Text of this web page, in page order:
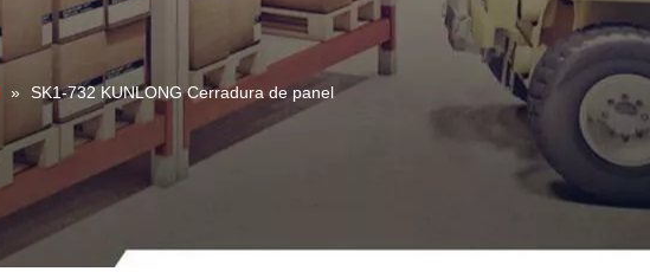
» SK1-732 KUNLONG Cerradura de panel